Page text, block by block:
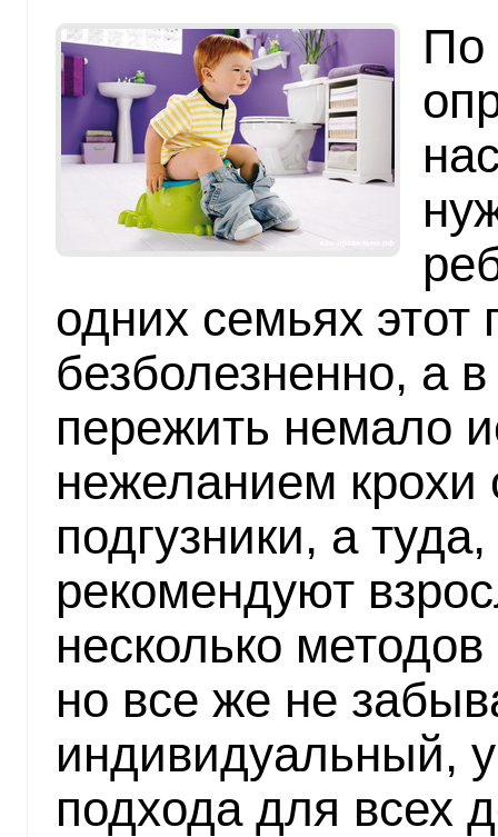
По
одних семьях этот
безболезненно, а
пережить немало
нежеланием крохи
подгузники, а
рекомендуют
несколько
но все же не
индивидуальный,
подхода для всех